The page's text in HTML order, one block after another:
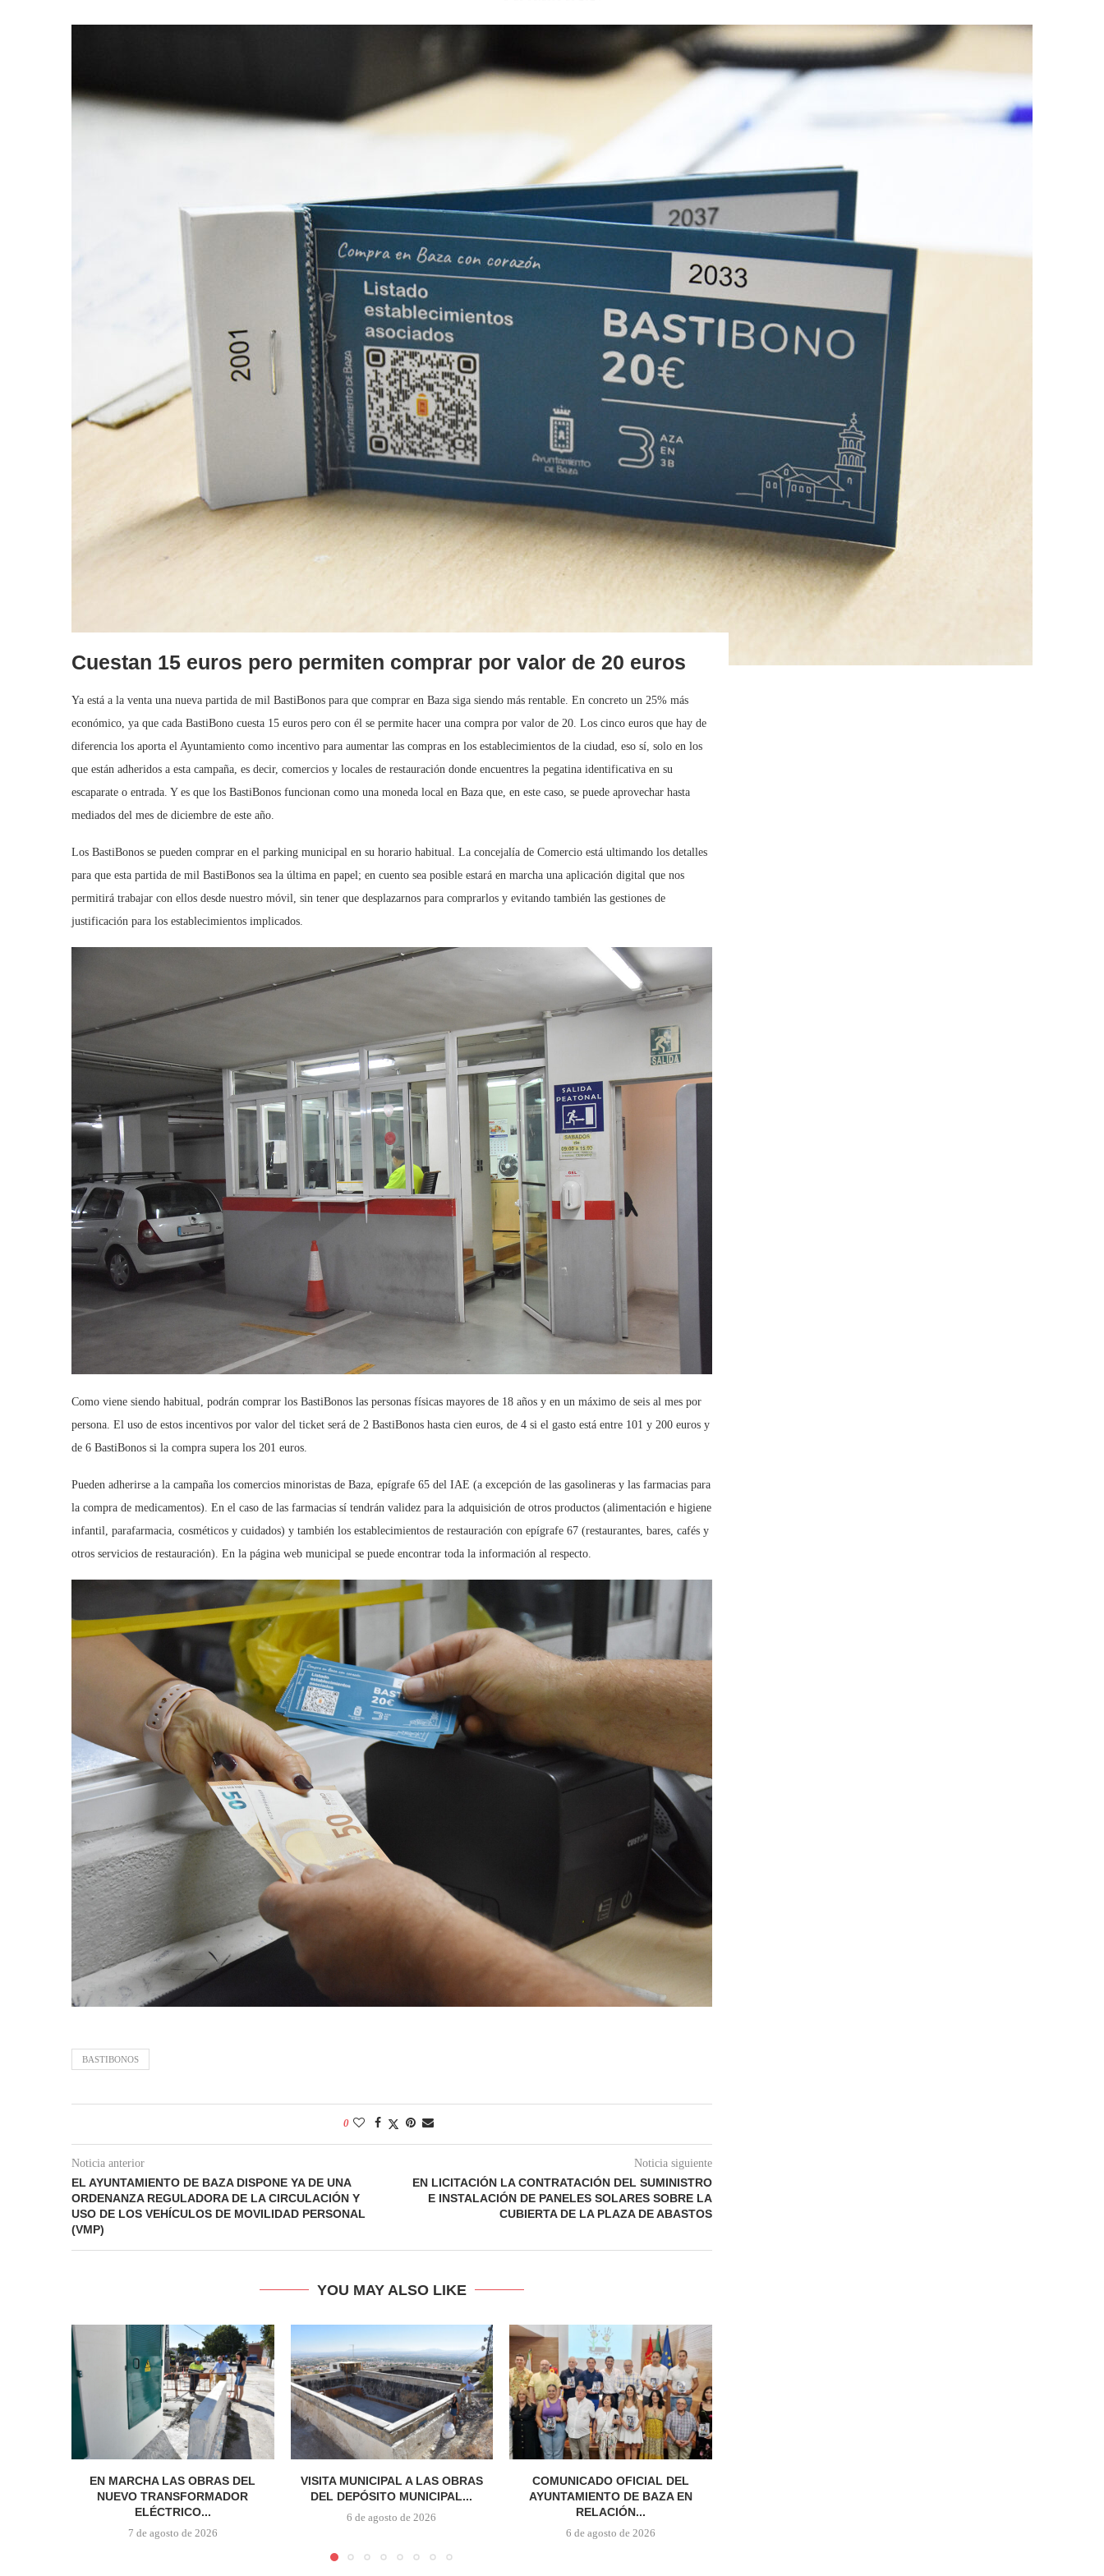
Cuestan 15 euros pero permiten comprar por valor de 20 euros
Ya está a la venta una nueva partida de mil BastiBonos para que comprar en Baza siga siendo más rentable. En concreto un 25% más
económico, ya que cada BastiBono cuesta 15 euros pero con él se permite hacer una compra por valor de 20. Los cinco euros que hay de
diferencia los aporta el Ayuntamiento como incentivo para aumentar las compras en los establecimientos de la ciudad, eso sí, solo en los
que están adheridos a esta campaña, es decir, comercios y locales de restauración donde encuentres la pegatina identificativa en su
escaparate o entrada. Y es que los BastiBonos funcionan como una moneda local en Baza que, en este caso, se puede aprovechar hasta
mediados del mes de diciembre de este año.
Los BastiBonos se pueden comprar en el parking municipal en su horario habitual. La concejalía de Comercio está ultimando los detalles
para que esta partida de mil BastiBonos sea la última en papel; en cuento sea posible estará en marcha una aplicación digital que nos
permitirá trabajar con ellos desde nuestro móvil, sin tener que desplazarnos para comprarlos y evitando también las gestiones de
justificación para los establecimientos implicados.
Como viene siendo habitual, podrán comprar los BastiBonos las personas físicas mayores de 18 años y en un máximo de seis al mes por
persona. El uso de estos incentivos por valor del ticket será de 2 BastiBonos hasta cien euros, de 4 si el gasto está entre 101 y 200 euros y
de 6 BastiBonos si la compra supera los 201 euros.
Pueden adherirse a la campaña los comercios minoristas de Baza, epígrafe 65 del IAE (a excepción de las gasolineras y las farmacias para
la compra de medicamentos). En el caso de las farmacias sí tendrán validez para la adquisición de otros productos (alimentación e higiene
infantil, parafarmacia, cosméticos y cuidados) y también los establecimientos de restauración con epígrafe 67 (restaurantes, bares, cafés y
otros servicios de restauración). En la página web municipal se puede encontrar toda la información al respecto.
BASTIBONOS
0
Noticia anterior
EL AYUNTAMIENTO DE BAZA DISPONE YA DE UNA
ORDENANZA REGULADORA DE LA CIRCULACIÓN Y
USO DE LOS VEHÍCULOS DE MOVILIDAD PERSONAL
(VMP)
Noticia siguiente
EN LICITACIÓN LA CONTRATACIÓN DEL SUMINISTRO
E INSTALACIÓN DE PANELES SOLARES SOBRE LA
CUBIERTA DE LA PLAZA DE ABASTOS
YOU MAY ALSO LIKE
EN MARCHA LAS OBRAS DEL
NUEVO TRANSFORMADOR
ELÉCTRICO...
7 de agosto de 2026
VISITA MUNICIPAL A LAS OBRAS
DEL DEPÓSITO MUNICIPAL...
6 de agosto de 2026
COMUNICADO OFICIAL DEL
AYUNTAMIENTO DE BAZA EN
RELACIÓN...
6 de agosto de 2026